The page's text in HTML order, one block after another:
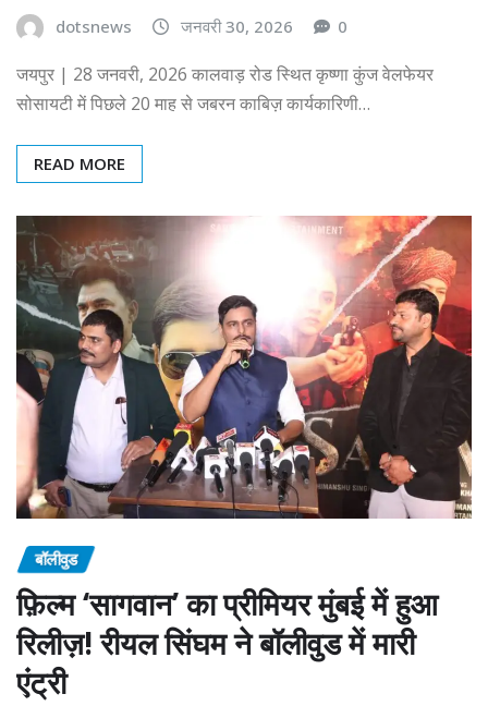
dotsnews जनवरी 30, 2026 0
जयपुर | 28 जनवरी, 2026 कालवाड़ रोड स्थित कृष्णा कुंज वेलफेयर
सोसायटी में पिछले 20 माह से जबरन काबिज़ कार्यकारिणी…
READ MORE
बॉलीवुड
फ़िल्म ‘सागवान’ का प्रीमियर मुंबई में हुआ
रिलीज़! रीयल सिंघम ने बॉलीवुड में मारी
एंट्री